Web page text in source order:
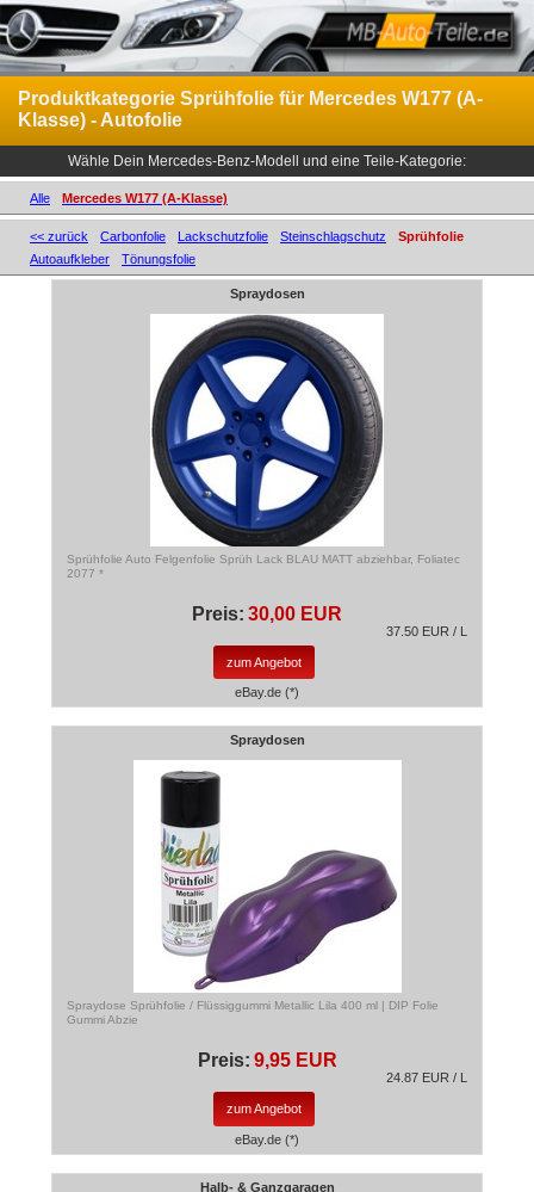
Produktkategorie Sprühfolie für Mercedes W177 (A-
Klasse) - Autofolie
Wähle Dein Mercedes-Benz-Modell und eine Teile-Kategorie:
Alle Mercedes W177 (A-Klasse)
<< zurück Carbonfolie Lackschutzfolie Steinschlagschutz
Sprühfolie
Autoaufkleber
Tönungsfolie
Spraydosen
Sprühfolie Auto Felgenfolie Sprüh Lack BLAU MATT abziehbar, Foliatec
2077 *
Preis: 30,00 EUR
37.50 EUR / L
zum Angebot
eBay.de (*)
Spraydosen
Spraydose Sprühfolie / Flüssiggummi Metallic Lila 400 ml | DIP Folie
Gummi Abzie
Preis: 9,95 EUR
24.87 EUR / L
zum Angebot
eBay.de (*)
Halb- & Ganzgaragen